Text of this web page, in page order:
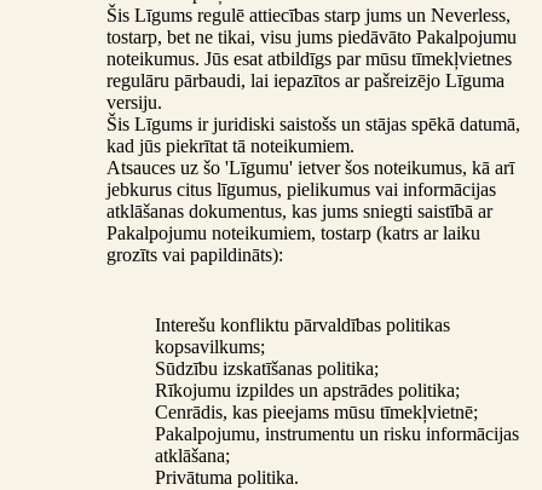
Šis Līgums regulē attiecības starp jums un Neverless,
tostarp, bet ne tikai, visu jums piedāvāto Pakalpojumu
noteikumus. Jūs esat atbildīgs par mūsu tīmekļvietnes
regulāru pārbaudi, lai iepazītos ar pašreizējo Līguma
versiju.
Šis Līgums ir juridiski saistošs un stājas spēkā datumā,
kad jūs piekrītat tā noteikumiem.
Atsauces uz šo 'Līgumu' ietver šos noteikumus, kā arī
jebkurus citus līgumus, pielikumus vai informācijas
atklāšanas dokumentus, kas jums sniegti saistībā ar
Pakalpojumu noteikumiem, tostarp (katrs ar laiku
grozīts vai papildināts):
Interešu konfliktu pārvaldības politikas
kopsavilkums;
Sūdzību izskatīšanas politika;
Rīkojumu izpildes un apstrādes politika;
Cenrādis, kas pieejams mūsu tīmekļvietnē;
Pakalpojumu, instrumentu un risku informācijas
atklāšana;
Privātuma politika.